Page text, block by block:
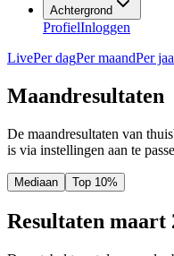
Achtergrond
ProfielInloggen
LivePer dagPer maandPer
Maandresultaten
De maandresultaten van
is via instellingen aan te
Mediaan Top 10%
Resultaten maart